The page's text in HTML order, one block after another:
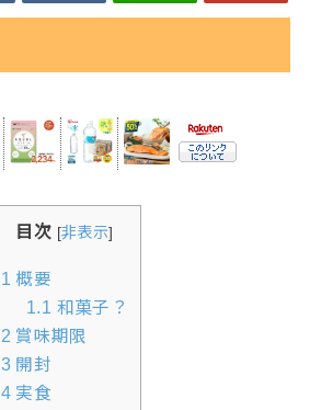
目次 [非表示]
1 概要
1.1 和菓子？
2 賞味期限
3開封
4実食